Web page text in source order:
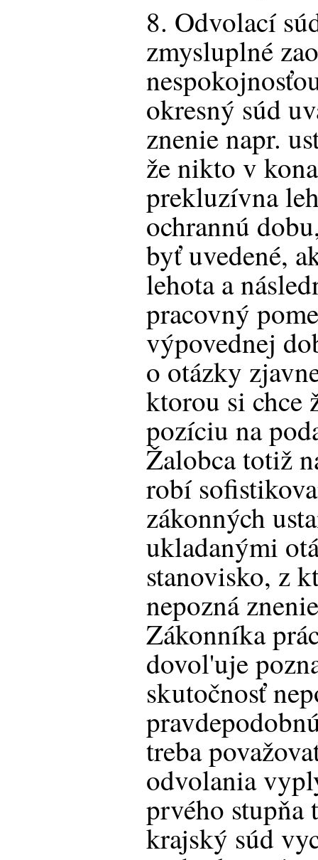
8. Odvolací
zmysluplné
okresný súd
znenie napr.
že nikto v
prekluzívna
ochrannú
byť uvedené,
lehota a
pracovný
výpovednej
o otázky
ktorou si chce
pozíciu na
Žalobca totiž
robí
zákonných
ukladanými
stanovisko, z
nepozná
Zákonníka
dovol'uje
skutočnosť
treba
odvolania
prvého stupňa
krajský súd